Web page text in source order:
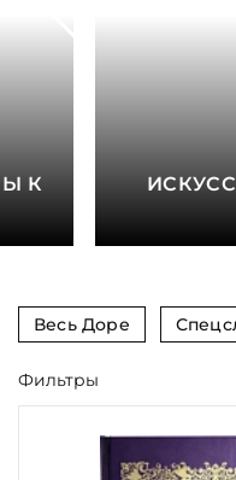
К
Весь Доре
Язык
Обрез
Тиснение
Фильтры